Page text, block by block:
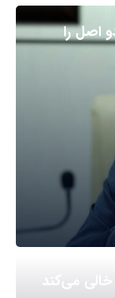
اصل را
خالی می‌کند